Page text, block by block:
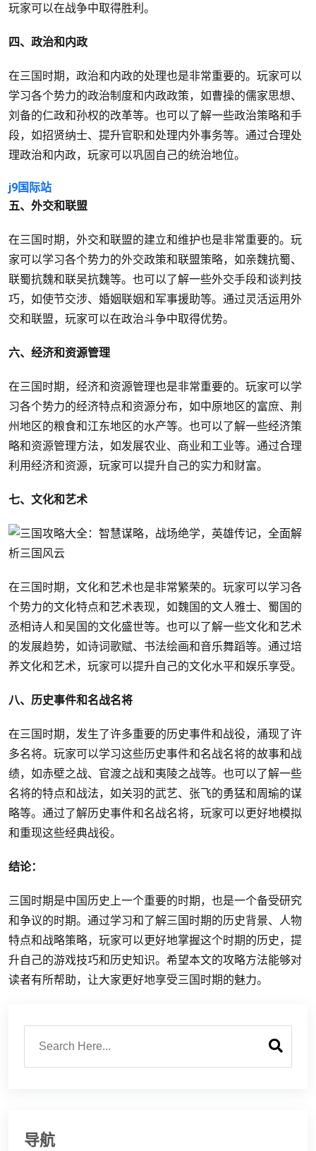
玩家可以在战争中取得胜利。
四、政治和内政
在三国时期，政治和内政的处理也是非常重要的。玩家可以
学习各个势力的政治制度和内政政策，如曹操的儒家思想、
刘备的仁政和孙权的改革等。也可以了解一些政治策略和手
段，如招贤纳士、提升官职和处理内外事务等。通过合理处
理政治和内政，玩家可以巩固自己的统治地位。
j9国际站
五、外交和联盟
在三国时期，外交和联盟的建立和维护也是非常重要的。玩
家可以学习各个势力的外交政策和联盟策略，如亲魏抗蜀、
联蜀抗魏和联吴抗魏等。也可以了解一些外交手段和谈判技
巧，如使节交涉、婚姻联姻和军事援助等。通过灵活运用外
交和联盟，玩家可以在政治斗争中取得优势。
六、经济和资源管理
在三国时期，经济和资源管理也是非常重要的。玩家可以学
习各个势力的经济特点和资源分布，如中原地区的富庶、荆
州地区的粮食和江东地区的水产等。也可以了解一些经济策
略和资源管理方法，如发展农业、商业和工业等。通过合理
利用经济和资源，玩家可以提升自己的实力和财富。
七、文化和艺术
在三国时期，文化和艺术也是非常繁荣的。玩家可以学习各
个势力的文化特点和艺术表现，如魏国的文人雅士、蜀国的
丞相诗人和吴国的文化盛世等。也可以了解一些文化和艺术
的发展趋势，如诗词歌赋、书法绘画和音乐舞蹈等。通过培
养文化和艺术，玩家可以提升自己的文化水平和娱乐享受。
八、历史事件和名战名将
在三国时期，发生了许多重要的历史事件和战役，涌现了许
多名将。玩家可以学习这些历史事件和名战名将的故事和战
绩，如赤壁之战、官渡之战和夷陵之战等。也可以了解一些
名将的特点和战法，如关羽的武艺、张飞的勇猛和周瑜的谋
略等。通过了解历史事件和名战名将，玩家可以更好地模拟
和重现这些经典战役。
结论：
三国时期是中国历史上一个重要的时期，也是一个备受研究
和争议的时期。通过学习和了解三国时期的历史背景、人物
特点和战略策略，玩家可以更好地掌握这个时期的历史，提
升自己的游戏技巧和历史知识。希望本文的攻略方法能够对
读者有所帮助，让大家更好地享受三国时期的魅力。
导航